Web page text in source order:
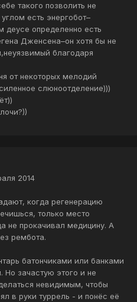
такого позволить не
есть энергобот–
деусе определенно есть
Дженсена–он хотя бы не
благодаря
от некоторых мелодий
слюноотделение)))
2014
когда регенерацию
только место
не прокачивал медицину. А
рембота.
батончиками или банками
Но зачастую этого и не
невидимым, чтобы
в руки туррель - и понёс её